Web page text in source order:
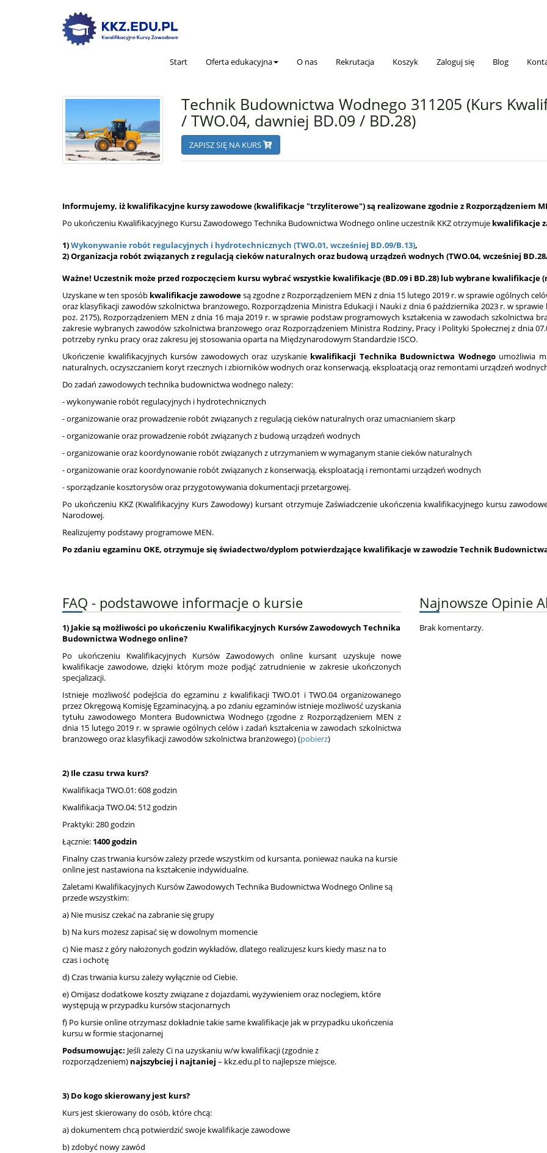
Start Oferta edukacyjna O nas Rekrutacja Koszyk Zaloguj się Blog
Technik Budownictwa Wodnego 311205 (Kurs
/ TWO.04, dawniej BD.09 / BD.28)
ZAPISZ SIĘ NA KURS
Informujemy, iż kwalifikacyjne kursy zawodowe (kwalifikacje "trzyliterowe") są realizowane zgodnie z Rozporządzeniem
Po ukończeniu Kwalifikacyjnego Kursu Zawodowego Technika Budownictwa Wodnego online uczestnik KKZ otrzymuje kwalifikacje
1)Wykonywanie robót regulacyjnych i hydrotechnicznych (TWO.01, wcześniej BD.09/B.13),
2)Organizacja robót związanych z regulacją cieków naturalnych oraz budową urządzeń wodnych (TWO.04, wcześniej
Ważne! Uczestnik może przed rozpoczęciem kursu wybrać wszystkie kwalifikacje (BD.09 i BD.28) lub wybrane kwalifikacje
Uzyskane w ten sposób kwalifikacje zawodowesą zgodne z Rozporządzeniem MEN z dnia 15 lutego 2019 r. w sprawie ogólnych
oraz klasyfikacji zawodów szkolnictwa branżowego, Rozporządzenia Ministra Edukacji i Nauki z dnia 6 października 2023 r. w
poz. 2175), Rozporządzeniem MEN z dnia 16 maja 2019 r. w sprawie podstaw programowych kształcenia w zawodach szkolnictwa
zakresie wybranych zawodów szkolnictwa branżowego oraz Rozporządzeniem Ministra Rodziny, Pracy i Polityki Społecznej z dnia
potrzeby rynku pracy oraz zakresu jej stosowania oparta na Międzynarodowym Standardzie ISCO.
Ukończenie kwalifikacyjnych kursów zawodowych oraz uzyskanie kwalifikacji Technika Budownictwa Wodnego umożliwia
naturalnych, oczyszczaniem koryt rzecznych i zbiorników wodnych oraz konserwacją, eksploatacją oraz remontami urządzeń
Do zadań zawodowych technika budownictwa wodnego należy:
- wykonywanie robót regulacyjnych i hydrotechnicznych
- organizowanie oraz prowadzenie robót związanych z regulacją cieków naturalnych oraz umacnianiem skarp
- organizowanie oraz prowadzenie robót związanych z budową urządzeń wodnych
- organizowanie oraz koordynowanie robót związanych z utrzymaniem w wymaganym stanie cieków naturalnych
- organizowanie oraz koordynowanie robót związanych z konserwacją, eksploatacją i remontami urządzeń wodnych
- sporządzanie kosztorysów oraz przygotowywania dokumentacji przetargowej.
Po ukończeniu KKZ (Kwalifikacyjny Kurs Zawodowy) kursant otrzymuje Zaświadczenie ukończenia kwalifikacyjnego kursu
Narodowej.
Realizujemy podstawy programowe MEN.
Po zdaniu egzaminu OKE, otrzymuje się świadectwo/dyplom potwierdzające kwalifikacje w zawodzieTechnik
FAQ - podstawowe informacje o kursie
1) Jakie są możliwości po ukończeniu Kwalifikacyjnych Kursów Zawodowych Technika
Budownictwa Wodnego online?
Po ukończeniu Kwalifikacyjnych Kursów Zawodowych online kursant uzyskuje nowe
kwalifikacje zawodowe, dzięki którym może podjąć zatrudnienie w zakresie ukończonych
specjalizacji.
Istnieje możliwość podejścia do egzaminu z kwalifikacji TWO.01 i TWO.04 organizowanego
przez Okręgową Komisję Egzaminacyjną, a po zdaniu egzaminów istnieje możliwość uzyskania
tytułu zawodowego Montera Budownictwa Wodnego (zgodne z Rozporządzeniem MEN z
dnia 15 lutego 2019 r. w sprawie ogólnych celów i zadań kształcenia w zawodach szkolnictwa
branżowego oraz klasyfikacji zawodów szkolnictwa branżowego) (pobierz)
2) Ile czasu trwa kurs?
Kwalifikacja TWO.01: 608 godzin
Kwalifikacja TWO.04: 512 godzin
Praktyki: 280 godzin
Łącznie: 1400 godzin
Finalny czas trwania kursów zależy przede wszystkim od kursanta, ponieważ nauka na kursie
online jest nastawiona na kształcenie indywidualne.
Zaletami Kwalifikacyjnych Kursów Zawodowych Technika Budownictwa Wodnego Online są
przede wszystkim:
a) Nie musisz czekać na zabranie się grupy
b) Na kurs możesz zapisać się w dowolnym momencie
c) Nie masz z góry nałożonych godzin wykładów, dlatego realizujesz kurs kiedy masz na to
czas i ochotę
d) Czas trwania kursu zależy wyłącznie od Ciebie.
e) Omijasz dodatkowe koszty związane z dojazdami, wyżywieniem oraz noclegiem, które
występują w przypadku kursów stacjonarnych
f) Po kursie online otrzymasz dokładnie takie same kwalifikacje jak w przypadku ukończenia
kursu w formie stacjonarnej
Podsumowując: Jeśli zależy Ci na uzyskaniu w/w kwalifikacji (zgodnie z
rozporządzeniem) najszybciej i najtaniej – kkz.edu.pl to najlepsze miejsce.
3) Do kogo skierowany jest kurs?
Kurs jest skierowany do osób, które chcą:
a) dokumentem chcą potwierdzić swoje kwalifikacje zawodowe
b) zdobyć nowy zawód
Najnowsze Opinie
Brak komentarzy.